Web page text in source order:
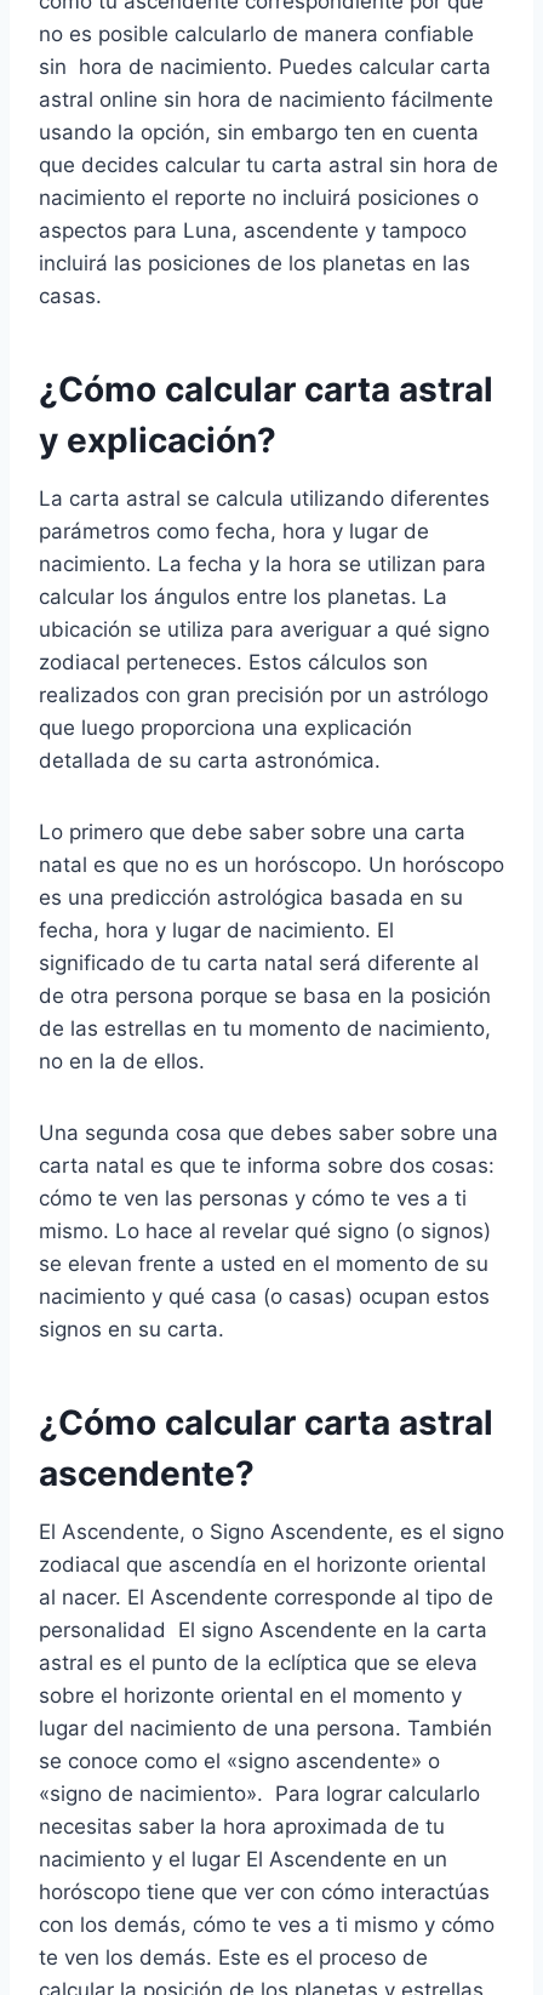
no es posible calcularlo de manera confiable
sin hora de nacimiento. Puedes calcular carta
astral online sin hora de nacimiento fácilmente
usando la opción, sin embargo ten en cuenta
que decides calcular tu carta astral sin hora de
nacimiento el reporte no incluirá posiciones o
aspectos para Luna, ascendente y tampoco
incluirá las posiciones de los planetas en las
casas.
¿Cómo calcular carta astral
y explicación?
La carta astral se calcula utilizando diferentes
parámetros como fecha, hora y lugar de
nacimiento. La fecha y la hora se utilizan para
calcular los ángulos entre los planetas. La
ubicación se utiliza para averiguar a qué signo
zodiacal perteneces. Estos cálculos son
realizados con gran precisión por un astrólogo
que luego proporciona una explicación
detallada de su carta astronómica.
Lo primero que debe saber sobre una carta
natal es que no es un horóscopo. Un horóscopo
es una predicción astrológica basada en su
fecha, hora y lugar de nacimiento. El
significado de tu carta natal será diferente al
de otra persona porque se basa en la posición
de las estrellas en tu momento de nacimiento,
no en la de ellos.
Una segunda cosa que debes saber sobre una
carta natal es que te informa sobre dos cosas:
cómo te ven las personas y cómo te ves a ti
mismo. Lo hace al revelar qué signo (o signos)
se elevan frente a usted en el momento de su
nacimiento y qué casa (o casas) ocupan estos
signos en su carta.
¿Cómo calcular carta astral
ascendente?
El Ascendente, o Signo Ascendente, es el signo
zodiacal que ascendía en el horizonte oriental
al nacer. El Ascendente corresponde al tipo de
personalidad El signo Ascendente en la carta
astral es el punto de la eclíptica que se eleva
sobre el horizonte oriental en el momento y
lugar del nacimiento de una persona. También
se conoce como el «signo ascendente» o
«signo de nacimiento». Para lograr calcularlo
necesitas saber la hora aproximada de tu
nacimiento y el lugar El Ascendente en un
horóscopo tiene que ver con cómo interactúas
con los demás, cómo te ves a ti mismo y cómo
te ven los demás. Este es el proceso de